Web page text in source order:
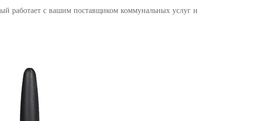
работает с вашим поставщиком коммунальных услуг и